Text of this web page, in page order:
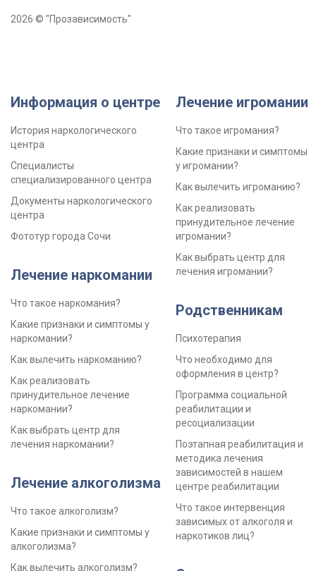
2026 © "Прозависимость"
Информация о центре
История наркологического
центра
Специалисты
специализированного центра
Документы наркологического
центра
Фототур города Сочи
Лечение наркомании
Что такое наркомания?
Какие признаки и симптомы у
наркомании?
Как вылечить наркоманию?
Как реализовать
принудительное лечение
наркомании?
Как выбрать центр для
лечения наркомании?
Лечение алкоголизма
Что такое алкоголизм?
Какие признаки и симптомы у
алкоголизма?
Как вылечить алкоголизм?
Лечение игромании
Что такое игромания?
Какие признаки и симптомы
у игромании?
Как вылечить игроманию?
Как реализовать
принудительное лечение
игромании?
Как выбрать центр для
лечения игромании?
Родственникам
Психотерапия
Что необходимо для
оформления в центр?
Программа социальной
реабилитации и
ресоциализации
Поэтапная реабилитация и
методика лечения
зависимостей в нашем
центре реабилитации
Что такое интервенция
зависимых от алкоголя и
наркотиков лиц?